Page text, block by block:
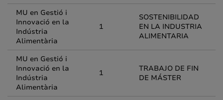
MU en Gestió i
Innovació en la
Indústria
Alimentària
1
SOSTENIBILIDAD
EN LA INDUSTRIA
ALIMENTARIA
MU en Gestió i
Innovació en la
Indústria
Alimentària
1
TRABAJO DE FIN
DE MÁSTER